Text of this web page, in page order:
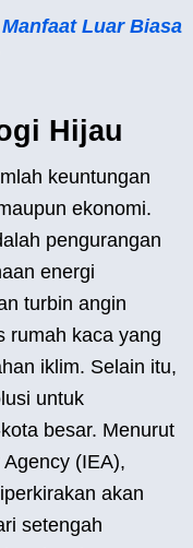
Luar Biasa
Hijau
keuntungan
ekonomi.
pengurangan
energi
turbin angin
rumah kaca yang
iklim. Selain itu,
untuk
besar. Menurut
(IEA),
akan
setengah